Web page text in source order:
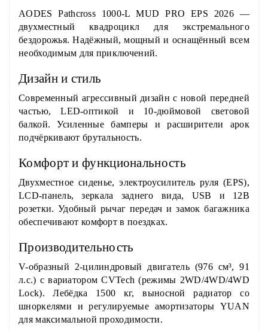
-
выходной
AODES Pathcross 1000-L MUD PRO EPS 2026 —
двухместный квадроцикл для экстремального
бездорожья. Надёжный, мощный и оснащённый всем
необходимым для приключений.
Дизайн и стиль
Современный агрессивный дизайн с новой передней
частью, LED-оптикой и 10-дюймовой световой
балкой. Усиленные бамперы и расширители арок
подчёркивают брутальность.
Комфорт и функциональность
Двухместное сиденье, электроусилитель руля (EPS),
LCD-панель, зеркала заднего вида, USB и 12В
розетки. Удобный рычаг передач и замок багажника
обеспечивают комфорт в поездках.
Производительность
V-образный 2-цилиндровый двигатель (976 см³, 91
л.с.) с вариатором CVTech (режимы 2WD/4WD/4WD
Lock). Лебёдка 1500 кг, выносной радиатор со
шноркелями и регулируемые амортизаторы YUAN
для максимальной проходимости.